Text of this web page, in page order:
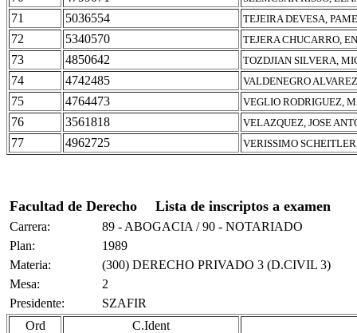
71 5036554 TEJEIRA DEVESA,
72 5340570 TEJERA CHUCARRO,
73 4850642 TOZDJIAN SILVERA,
74 4742485 VALDENEGRO
75 4764473 VEGLIO RODRIGUEZ,
76 3561818 VELAZQUEZ, JOSE
77 4962725 VERISSIMO
Facultad de Derecho Lista de inscriptos a examen
Carrera:
89 - ABOGACIA / 90 - NOTARIADO
Plan:
1989
Materia:
(300) DERECHO PRIVADO 3 (D.CIVIL 3)
Mesa:
2
Presidente:
SZAFIR
Ord
C.Ident